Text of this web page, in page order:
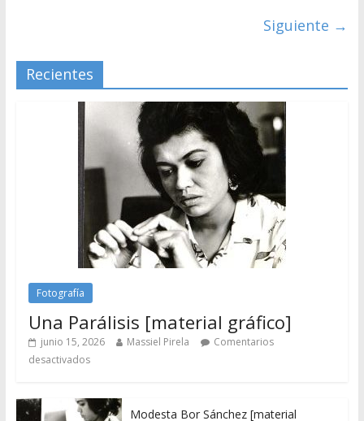
Siguiente →
Recientes
Fotografía
Una Parálisis [material gráfico]
junio 15, 2026 Massiel Pirela
Comentarios
desactivados
Modesta Bor Sánchez [material